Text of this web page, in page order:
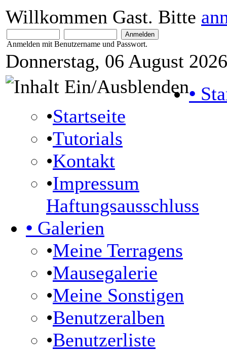
Willkommen Gast. Bitte
Anmelden mit Benutzername und Passwort.
Donnerstag, 06 August
•
•Startseite
•Tutorials
•Kontakt
•Impressum
Haftungsausschluss
• Galerien
•Meine Terragens
•Mausegalerie
•Meine Sonstigen
•Benutzeralben
•Benutzerliste